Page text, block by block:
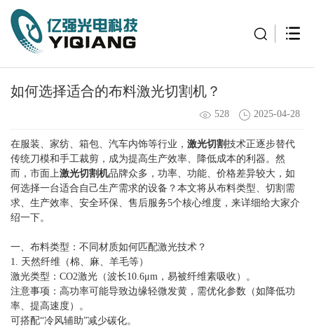
如何选择适合的布料激光切割机？
528 2025-04-28
在服装、家纺、箱包、汽车内饰等行业， 激光切割技术正逐步替代
传统刀模和手工裁剪，成为提高生产效率、降低成本的利器。然
而，市面上激光切割机品牌众多，功率、功能、价格差异较大，如
何选择一台适合自己生产需求的设备？本文将从布料类型、切割需
求、生产效率、安全环保、售后服务5个核心维度，来详细给大家介
绍一下。
一、布料类型：不同材质如何匹配激光技术？
1. 天然纤维（棉、麻、羊毛等）
激光类型： CO2激光（波长10.6μm，易被纤维素吸收）。
注意事项：高功率可能导致边缘轻微发黄，需优化参数（如降低功
率、提高速度）。
可搭配“冷风辅助”减少碳化。